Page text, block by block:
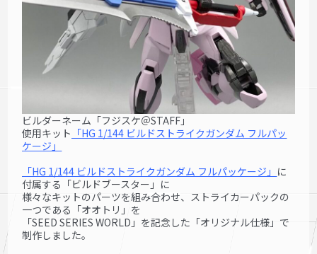
ビルダーネーム「フジスケ＠STAFF」
使用キット 「HG 1/144 ビルドストライクガンダム フルパッ
ケージ」
「HG 1/144 ビルドストライクガンダム フルパッケージ」 に
付属する「ビルドブースター」に
様々なキットのパーツを組み合わせ、ストライカーパックの
一つである「オオトリ」を
「SEED SERIES WORLD」を記念した「オリジナル仕様」で
制作しました。